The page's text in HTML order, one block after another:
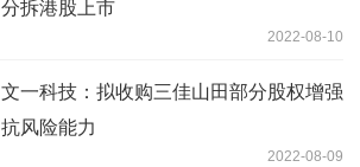
分拆港股上市
2022-08-10
文一科技：拟收购三佳山田部分股权增强
抗风险能力
2022-08-09